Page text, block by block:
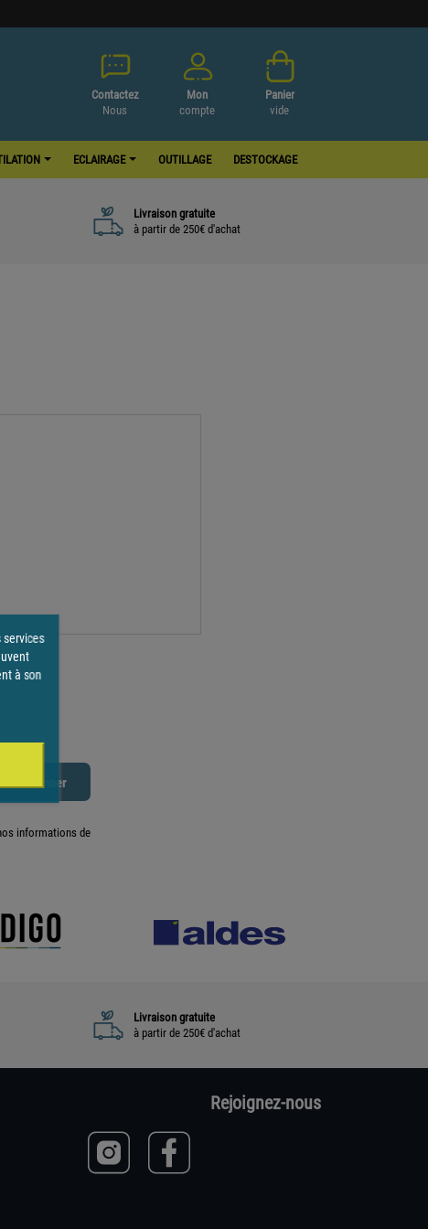
Contactez
Nous
Mon
compte
Panier
vide
ECLAIRAGE OUTILLAGE DESTOCKAGE
Livraison gratuite
à partir de 250€ d'achat
informations de
Livraison gratuite
à partir de 250€ d'achat
Rejoignez-nous
services
à son